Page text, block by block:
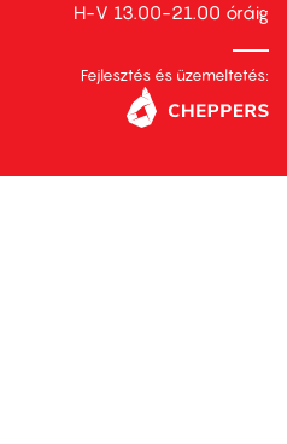
H-V 13.00-21.00 óráig
Fejlesztés és üzemeltetés: